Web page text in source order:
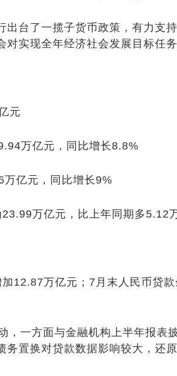
台了一揽子货币政策，有力支
实现全年经济社会发展目标任务
元
万亿元，同比增长8.8%
亿元，同比增长9%
万亿元，比上年同期多5.12
万亿元；7月末人民币贷款
一方面与金融机构上半年报表
务置换对贷款数据影响较大，还